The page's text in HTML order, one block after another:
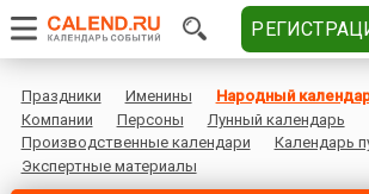
Праздники Именины Народный
Компании
Персоны
Лунный календарь
Производственные календари
Календарь
Экспертные материалы